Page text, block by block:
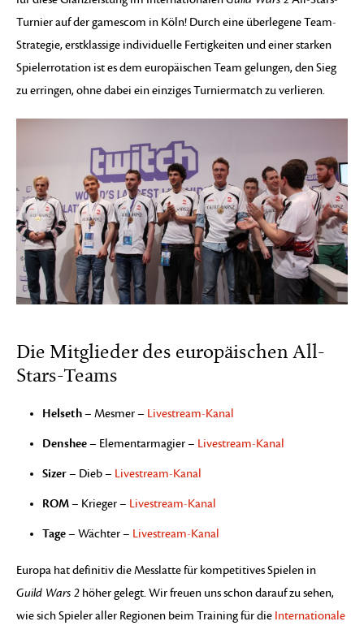
Turnier auf der gamescom in Köln! Durch eine überlegene Team-
Strategie, erstklassige individuelle Fertigkeiten und einer starken
Spielerrotation ist es dem europäischen Team gelungen, den Sieg
zu erringen, ohne dabei ein einziges Turniermatch zu verlieren.
Die Mitglieder des europäischen All-
Stars-Teams
Helseth– Mesmer – Livestream-Kanal
Denshee– Elementarmagier – Livestream-Kanal
Sizer– Dieb – Livestream-Kanal
ROM– Krieger – Livestream-Kanal
Tage– Wächter – Livestream-Kanal
Europa hat definitiv die Messlatte für kompetitives Spielen in
Guild Wars 2 höher gelegt. Wir freuen uns schon darauf zu sehen,
wie sich Spieler aller Regionen beim Training für die Internationale